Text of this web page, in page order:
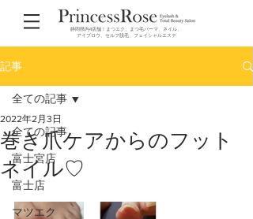
静岡県内4店舗！まつエク、まつ毛パーマ、ネイル、
アイブロウ、セルフ脱毛、フェイシャルエステ
記事
全ての記事
富士宮店
富士店
マツエク
全ての記事
巻き爪ケアからのフット
ネイル♡
2022年2月3日